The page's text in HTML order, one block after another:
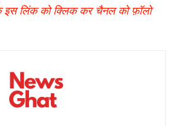
लिंक को क्लिक कर चैनल को फ़ॉलो